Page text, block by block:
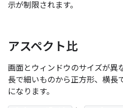
示が制限されます。
アスペクト比
画面とウィンドウのサイズが異
長で細いものから正方形、横長
になります。